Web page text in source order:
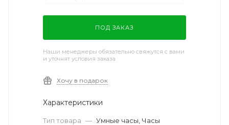
ПОД ЗАКАЗ
Наши менеджеры обязательно свяжутся с вами
и уточнят условия заказа
Хочу в подарок
Характеристики
Тип товара — Умные часы, Часы